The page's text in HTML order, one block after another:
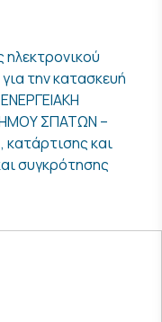
την κατασκευή
ΣΠΑΤΩΝ –
και
συγκρότησης